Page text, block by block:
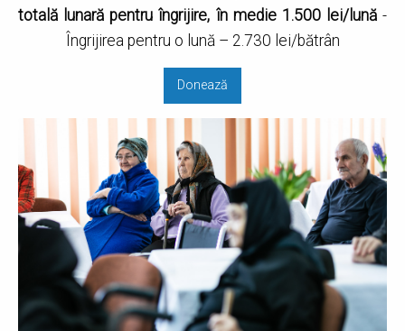
totală lunară pentru îngrijire, în medie 1.500 lei/lună-
Îngrijirea pentru o lună – 2.730 lei/bătrân